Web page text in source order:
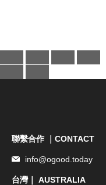
聯繫合作 ｜CONTACT
info@ogood.today
台灣｜ AUSTRALIA